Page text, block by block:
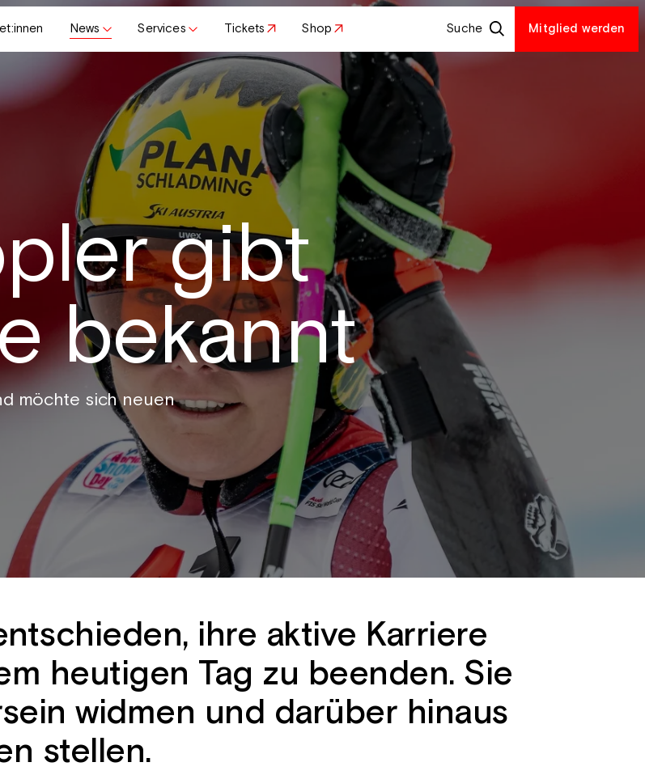
News Services Tickets Shop Suche Mitglied werden
gibt
bekannt
möchte sich neuen
ihre aktive Karriere
heutigen Tag zu beenden. Sie
widmen und darüber hinaus
stellen.